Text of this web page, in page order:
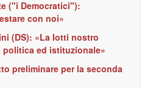
("i Democratici"):
con noi»
(DS): «La Iotti nostro
ed istituzionale»
preliminare per la seconda